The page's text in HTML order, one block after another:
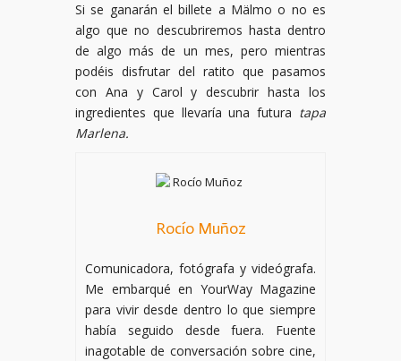
Si se ganarán el billete a Mälmo o no es
algo que no descubriremos hasta dentro
de algo más de un mes, pero mientras
podéis disfrutar del ratito que pasamos
con Ana y Carol y descubrir hasta los
ingredientes que llevaría una futura tapa
Marlena.
Rocío Muñoz
Comunicadora, fotógrafa y videógrafa.
Me embarqué en YourWay Magazine
para vivir desde dentro lo que siempre
había seguido desde fuera. Fuente
inagotable de conversación sobre cine,